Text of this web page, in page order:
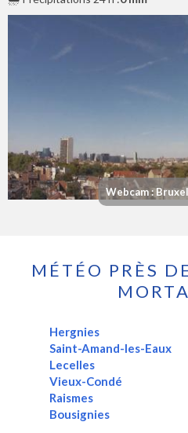
Webcam :
MÉTÉO PRÈS
Hergnies
Saint-Amand-les-Eaux
Lecelles
Vieux-Condé
Raismes
Bousignies